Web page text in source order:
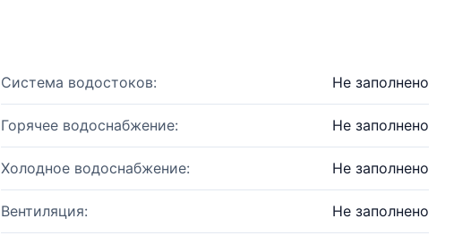
Система водостоков: Не заполнено
Горячее водоснабжение: Не заполнено
Холодное водоснабжение: Не заполнено
Вентиляция: Не заполнено